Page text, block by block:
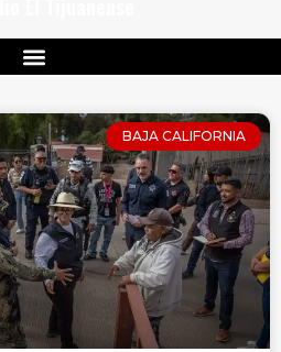
BAJA CALIFORNIA